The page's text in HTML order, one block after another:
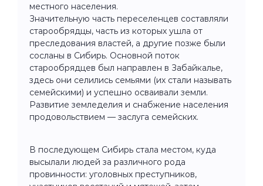
местного населения.
Значительную часть переселенцев составляли
старообрядцы, часть из которых ушла от
преследования властей, а другие позже были
сосланы в Сибирь. Основной поток
старообрядцев был направлен в Забайкалье,
здесь они селились семьями (их стали называть
семейскими) и успешно осваивали земли.
Развитие земледелия и снабжение населения
продовольствием — заслуга семейских.
В последующем Сибирь стала местом, куда
высылали людей за различного рода
провинности: уголовных преступников,